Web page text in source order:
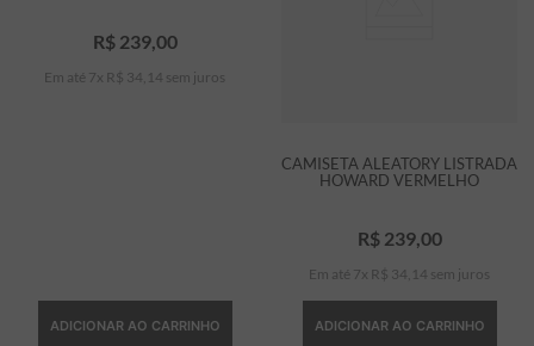
R$ 239, 00
Em até 7 x R$ 34 14 sem juros
ADICIONAR AO CARRINHO
CAMISETA ALEATORY LISTRADA
HOWARD VERMELHO
R$ 239, 00
Em até 7 x R$ 34 14 sem juros
ADICIONAR AO CARRINHO